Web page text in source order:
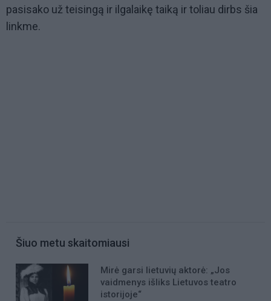
pasisako už teisingą ir ilgalaikę taiką ir toliau dirbs šia
linkme.
Šiuo metu skaitomiausi
Mirė garsi lietuvių aktorė: „Jos
vaidmenys išliks Lietuvos teatro
istorijoje“